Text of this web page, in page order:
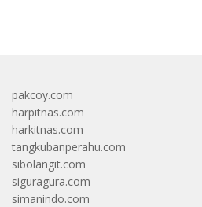
pakcoy.com
harpitnas.com
harkitnas.com
tangkubanperahu.com
sibolangit.com
siguragura.com
simanindo.com